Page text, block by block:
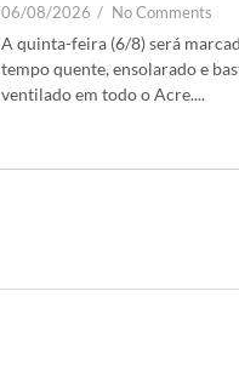
06/08/2026 / No Comments
A quinta-feira (6/8) será
tempo quente, ensolarado e
ventilado em todo o Acre....